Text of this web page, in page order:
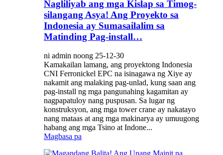
Nagliliyab ang mga Kislap sa Timog-
silangang Asya! Ang Proyekto sa
Indonesia ay Sumasailalim sa
Matinding Pag-install…
ni admin noong 25-12-30
Kamakailan lamang, ang proyektong Indonesia
CNI Ferronickel EPC na isinagawa ng Xiye ay
nakamit ang malaking pag-unlad, kung saan ang
pag-install ng mga pangunahing kagamitan ay
nagpapatuloy nang puspusan. Sa lugar ng
konstruksyon, ang mga tower crane ay nakatayo
nang mataas at ang mga makinarya ay umuugong
habang ang mga Tsino at Indone...
Magbasa pa